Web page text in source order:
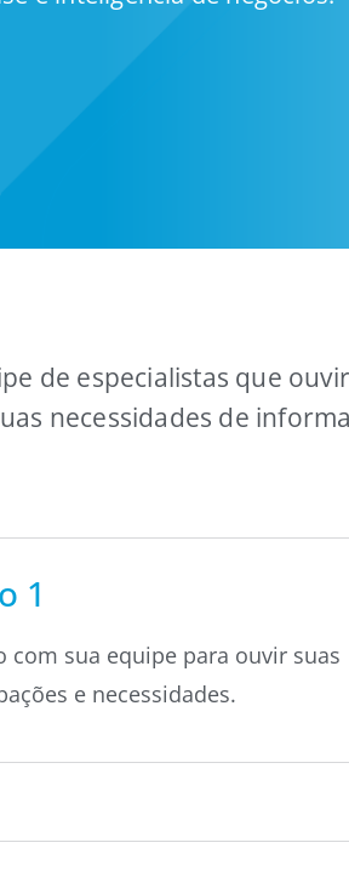
de especialistas que
necessidades de
1
com sua equipe para ouvir suas
e necessidades.